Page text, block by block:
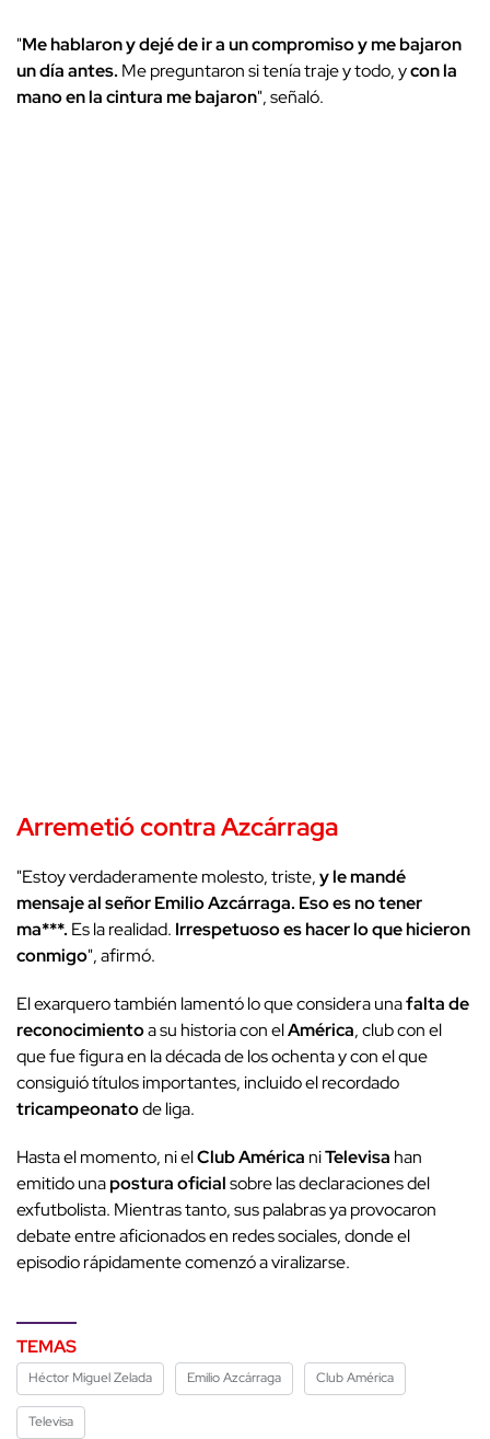
"Me hablaron ydejé de ir a un compromiso y me bajaron
un día antes. Me preguntaron si tenía traje y todo, ycon la
mano en la cintura me bajaron", señaló.
Arremetió contra Azcárraga
"Estoy verdaderamente molesto, triste,y le mandé
mensaje al señor Emilio Azcárraga. Eso es no tener
ma***. Es la realidad. Irrespetuoso es hacer lo que hicieron
conmigo", afirmó.
El exarquero también lamentó lo que considera unafalta de
reconocimientoa su historia con elAmérica, club con el
que fue figura en la década de los ochenta y con el que
consiguió títulos importantes, incluido el recordado
tricampeonatode liga.
Hasta el momento, ni elClub América niTelevisa han
emitido unapostura oficialsobre las declaraciones del
exfutbolista. Mientras tanto, sus palabras ya provocaron
debate entre aficionados en redes sociales, donde el
episodio rápidamente comenzó a viralizarse.
TEMAS
Héctor Miguel Zelada Emilio Azcárraga Club América
Televisa